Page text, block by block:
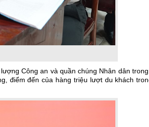
Công an và quần chúng Nhân dân
điểm đến của hàng triệu lượt du khách